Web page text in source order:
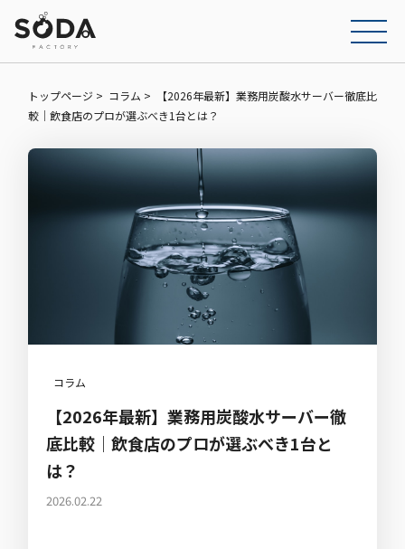
トップページ コラム
【2026年最新】業務用炭酸水サーバー徹底比
較｜飲食店のプロが選ぶべき1台とは？
コラム
【2026年最新】業務用炭酸水サーバー徹
底比較｜飲食店のプロが選ぶべき1台と
は？
2026.02.22